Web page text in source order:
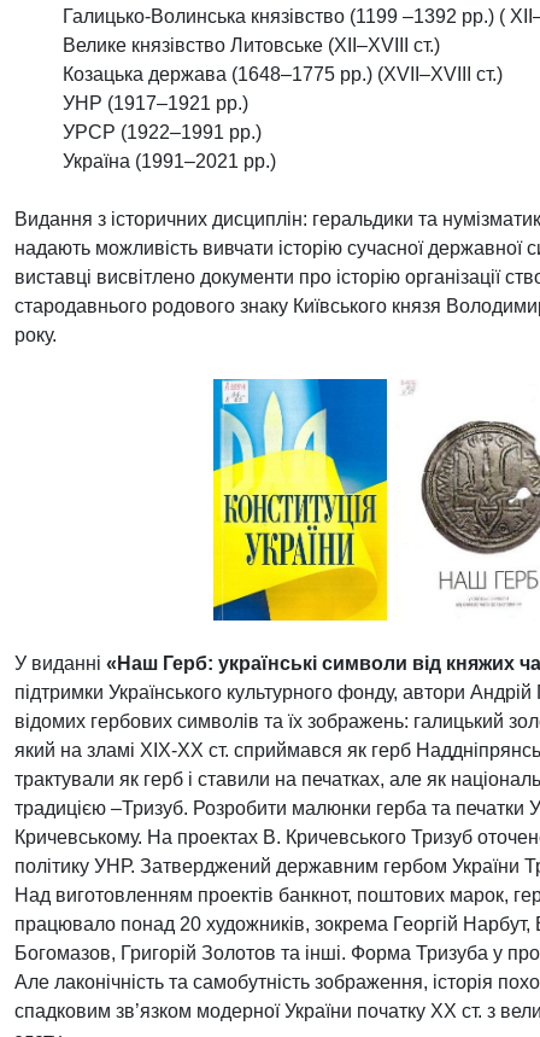
Галицько-Волинська князівство (1199 –1392 рр.) (
Велике князівство Литовське (ХІІ–ХVІІІ cт.)
Козацька держава (1648–1775 рр.) (ХVІІ–ХVІІІ cт.)
УНР (1917–1921 рр.)
УРСР (1922–1991 рр.)
Україна (1991–2021 рр.)
Видання з історичних дисциплін: геральдики та
надають можливість вивчати історію сучасної державної
виставці висвітлено документи про історію організації
стародавнього родового знаку Київського князя
року.
У виданні «Наш Герб: українські символи від княжих
підтримки Українського культурного фонду, автори
відомих гербових символів та їх зображень: галицький
який на зламі ХІХ-ХХ ст. сприймався як герб
трактували як герб і ставили на печатках, але як
традицією –Тризуб. Розробити малюнки герба та печатки
Кричевському. На проектах В. Кричевського Тризуб
політику УНР. Затверджений державним гербом України
Над виготовленням проектів банкнот, поштових марок,
працювало понад 20 художників, зокрема Георгій
Богомазов, Григорій Золотов та інші. Форма Тризуба у
Але лаконічність та самобутність зображення, історія
спадковим зв’язком модерної України початку ХХ ст. з